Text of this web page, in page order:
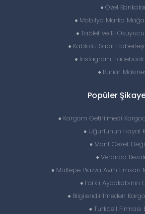
Özel
Mobilya Marka
Tablet ve E-
Kablolu-Sabit
İnstagram-Facebook
Buhar
Popüler
Kargom Getirilmedi
Uğurlunun Hayal
Mont Ceket
Veranda
Maltepe Piazza Avm Emsan
Farklı Ayaakabının
Bilgilendirilmeden
Turkcell Firması